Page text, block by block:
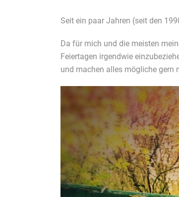
Seit ein paar Jahren (seit den
Da für mich und die meisten
Feiertagen irgendwie
und machen alles mögliche gern